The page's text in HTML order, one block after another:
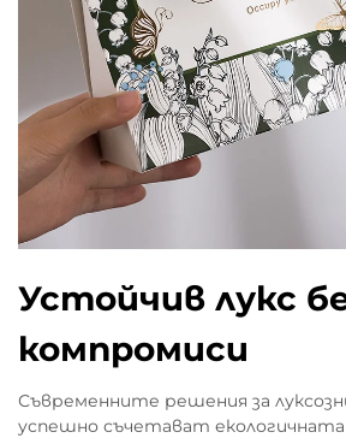
Устойчив лукс
компромиси
Съвременните решения за
успешно съчетават